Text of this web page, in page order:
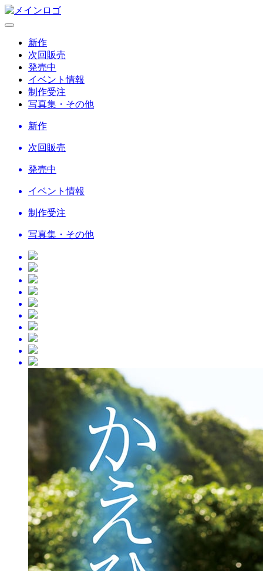
新作
次回販売
発売中
イベント情報
制作受注
写真集・その他
新作
次回販売
発売中
イベント情報
制作受注
写真集・その他